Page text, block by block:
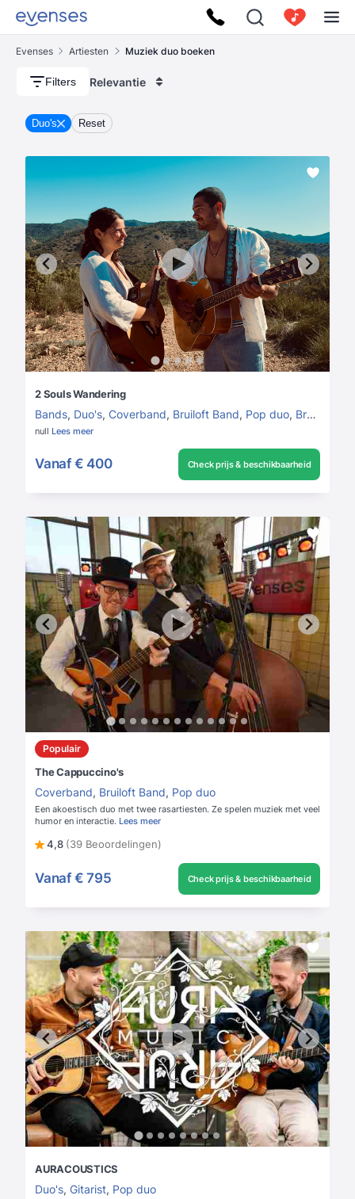
Evenses Artiesten Muziek duo boeken
Filters Relevantie
Duo's Reset
2 Souls Wandering
Bands, Duo's, Coverband, Bruiloft Band, Pop duo, Bruiloft
null Lees meer
Vanaf € 400 Check prijs & beschikbaarheid
Populair
The Cappuccino's
Coverband, Bruiloft Band, Pop duo
Een akoestisch duo met twee rasartiesten. Ze spelen muziek met veel
humor en interactie. Lees meer
4,8 (39 Beoordelingen)
Vanaf € 795 Check prijs & beschikbaarheid
AURACOUSTICS
Duo's, Gitarist, Pop duo